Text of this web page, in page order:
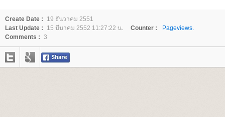
Create Date :
19 ธันวาคม 2551
Last Update :
15 มีนาคม 2552 11:27:22 น. Counter :
Pageviews.
Comments : 3